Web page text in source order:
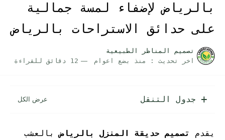
بالرياض لإضفاء لمسة جمالية
على حدائق الاستراحات بالرياض
تصميم المناظر الطبيعية
اخر تحديث :
منذ بضع اعوام 12 دقائق للقراءة
جدول التنقل
يقدم تصميم حديقة المنزل بالرياضبالعشب